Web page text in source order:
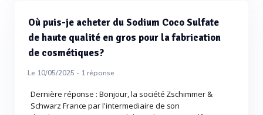
Où puis-je acheter du Sodium Coco Sulfate
de haute qualité en gros pour la fabrication
de cosmétiques?
Le 10/05/2025 - 1réponse
Dernière réponse : Bonjour, la société Zschimmer &
Schwarz France par l'intermediaire de son